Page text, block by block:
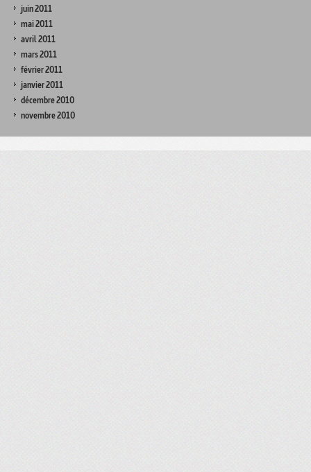
juin 2011
mai 2011
avril 2011
mars 2011
février 2011
janvier 2011
décembre 2010
novembre 2010